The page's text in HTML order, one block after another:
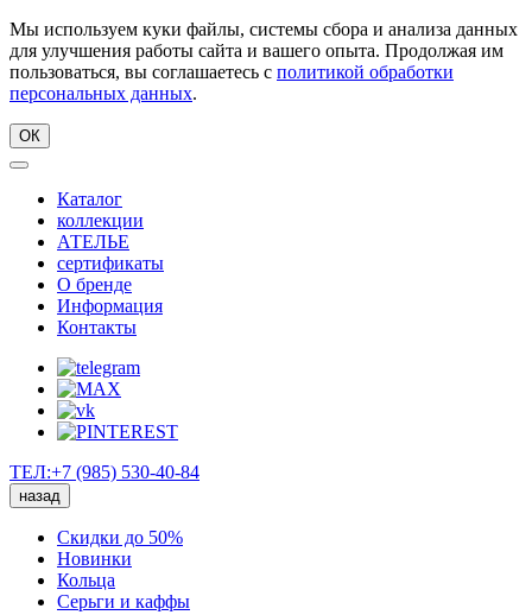
Мы используем куки файлы, системы сбора и анализа данных
для улучшения работы сайта и вашего опыта. Продолжая им
пользоваться, вы соглашаетесь с политикой обработки
персональных данных.
ОК
Каталог
коллекции
АТЕЛЬЕ
сертификаты
О бренде
Информация
Контакты
ТЕЛ:+7 (985) 530-40-84
назад
Скидки до 50%
Новинки
Кольца
Серьги и каффы